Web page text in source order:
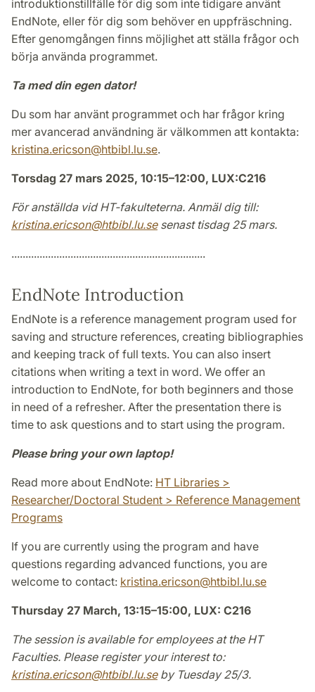
introduktionstillfälle för dig som inte tidigare använt
EndNote, eller för dig som behöver en uppfräschning.
Efter genomgången finns möjlighet att ställa frågor och
börja använda programmet.
Ta med din egen dator!
Du som har använt programmet och har frågor kring
mer avancerad användning är välkommen att kontakta:
kristina.ericson@htbibl.lu.se.
Torsdag 27 mars 2025, 10:15–12:00, LUX:C216
För anställda vid HT-fakulteterna. Anmäl dig till:
kristina.ericson@htbibl.lu.sesenast tisdag 25 mars.
.....................................................................
EndNote Introduction
EndNote is a reference management program used for
saving and structure references, creating bibliographies
and keeping track of full texts. You can also insert
citations when writing a text in word. We offer an
introduction to EndNote, for both beginners and those
in need of a refresher. After the presentation there is
time to ask questions and to start using the program.
Please bring your own laptop!
Read more about EndNote: HT Libraries >
Researcher/Doctoral Student > Reference Management
Programs
If you are currently using the program and have
questions regarding advanced functions, you are
welcome to contact: kristina.ericson@htbibl.lu.se
Thursday 27 March, 13:15–15:00, LUX: C216
The session is available for employees at the HT
Faculties. Please register your interest to:
kristina.ericson@htbibl.lu.seby Tuesday 25/3.